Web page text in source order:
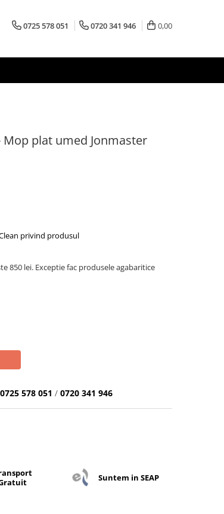
0725 578 051 0720 341 946 0,00
Mop plat umed Jonmaster
privind produsul
850 lei. Exceptie fac produsele agabaritice
0725 578 051 / 0720 341 946
Suntem in SEAP